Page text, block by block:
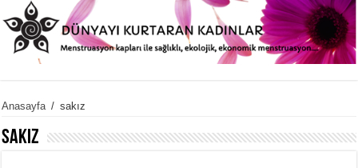
Anasayfa / sakız
sakız